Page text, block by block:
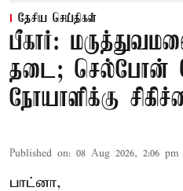
தேசிய செய்திகள்
பீகார்:
தடை; செல்போன்
நோயாளிக்கு
Published on: 08 Aug 2026, 2:06 pm
பாட்னா,